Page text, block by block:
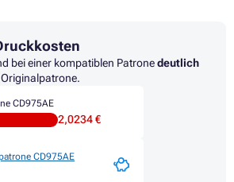
6500A PLUS
6500MFP
7000
7500A
7500A WIRELESS
E710N
bei einer kompatiblen Patronedeutlich
CD975AE
2,0234 €
CD975AE